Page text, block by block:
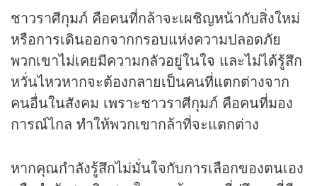
ชาวราศีกุมภ์ คือคนที่กล้าจะเผชิญหน้ากับสิ่งใหม่
หรือการเดินออกจากกรอบแห่งความปลอดภัย
พวกเขาไม่เคยมีความกลัวอยู่ในใจ และไม่ได้รู้สึก
หวั่นไหวหากจะต้องกลายเป็นคนที่แตกต่างจาก
คนอื่นในสังคม เพราะชาวราศีกุมภ์ คือคนที่มอง
การณ์ไกล ทำให้พวกเขากล้าที่จะแตกต่าง
หากคุณกำลังรู้สึกไม่มั่นใจกับการเลือกของตนเอง